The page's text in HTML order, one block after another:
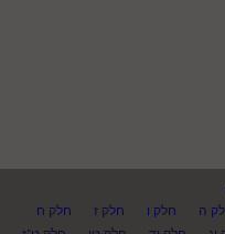
ה חלק ו חלק ז
חלק ח